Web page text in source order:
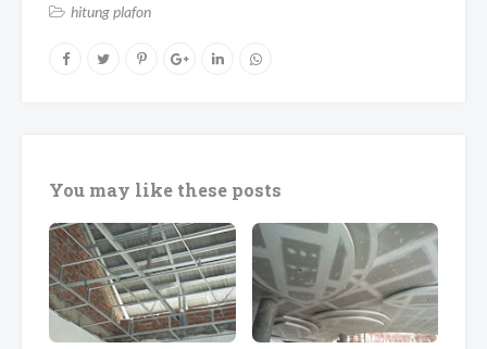
hitung plafon
You may like these posts